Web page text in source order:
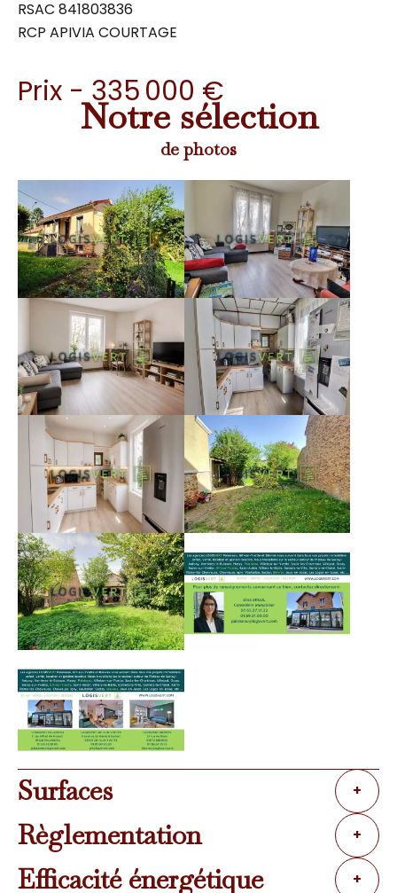
RSAC 841803836
RCP APIVIA COURTAGE
Prix - 335 000 €
Notre sélection
de photos
Surfaces +
Règlementation +
Efficacité énergétique +